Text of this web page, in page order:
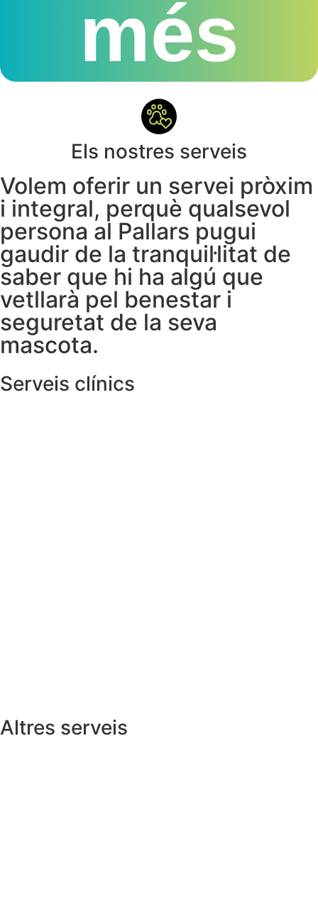
més
Els nostres serveis
Volem oferir un servei pròxim
i integral, perquè qualsevol
persona al Pallars pugui
gaudir de la tranquil·litat de
saber que hi ha algú que
vetllarà pel benestar i
seguretat de la seva
mascota.
Serveis clínics
Altres serveis